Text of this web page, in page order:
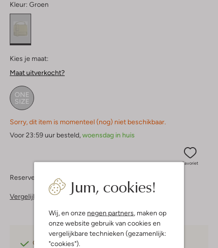
Jum, cookies!
Wij, en onze negen partners, maken op
onze website gebruik van cookies en
vergelijkbare technieken (gezamenlijk:
"cookies").
Kleur: Groen
Kies je maat:
Maat uitverkocht?
ONE
SIZE
Sorry, dit item is momenteel (nog) niet beschikbaar.
Voor 23:59 uur besteld,woensdag in huis
Favoriet
Reserveer direct in een van onze 37 boutiques
Vergelijkbare items
Gratis verzending